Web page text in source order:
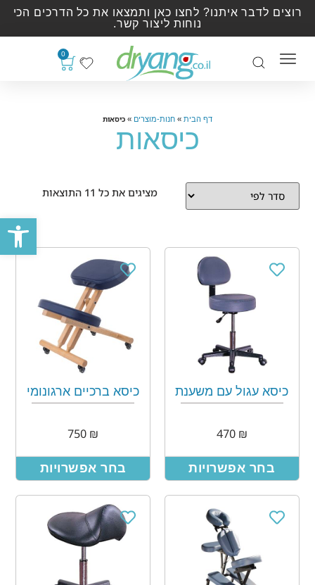
פתח
רוצים לדבר איתנו? לחצו כאן ותמצאו את כל הדרכים הכי
נוחות ליצור קשר.
0
דף הבית » חנות-מוצרים » כיסאות
כיסאות
מציגים את כל ⁦11⁩ התוצאות
כיסא עגול עם משענת
₪
470
בחר אפשרויות
כיסא ברכיים ארגונומי
₪
בחר אפשרויות